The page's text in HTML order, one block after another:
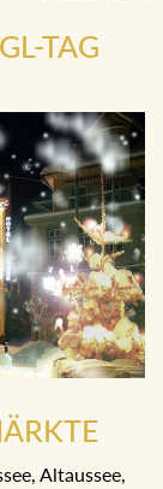
TAG
Altaussee,